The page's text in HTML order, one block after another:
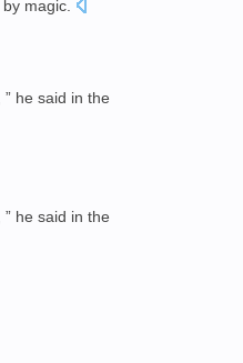
by magic
” he said in the
” he said in the